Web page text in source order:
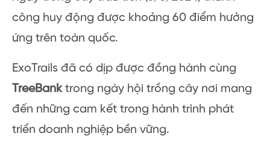
công huy động được khoảng 60 điểm hưởng
ứng trên toàn quốc.
ExoTrails đã có dịp được đồng hành cùng
TreeBanktrong ngày hội trồng cây nơi mang
đến những cam kết trong hành trình phát
triển doanh nghiệp bền vững.